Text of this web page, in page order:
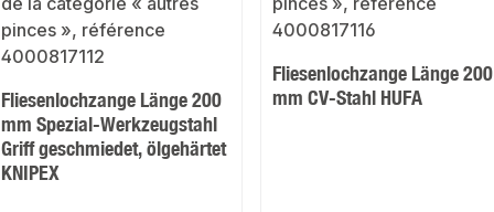
Fliesenlochzange Länge 200
mm Spezial-Werkzeugstahl
Griff geschmiedet, ölgehärtet
KNIPEX
Fliesenlochzange Länge 200
mm CV-Stahl HUFA